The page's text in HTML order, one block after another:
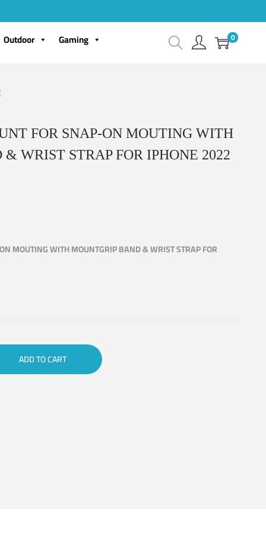
Outdoor Gaming 0
FOR SNAP-ON MOUTING WITH
WRIST STRAP FOR IPHONE 2022
MOUTING WITH MOUNTGRIP BAND & WRIST STRAP FOR
ADD TO CART